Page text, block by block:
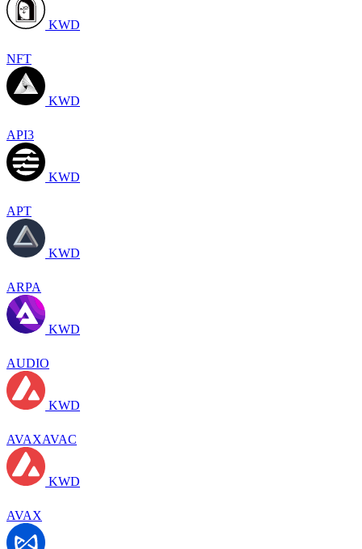
KWD
NFT
KWD
API3
KWD
APT
KWD
ARPA
KWD
AUDIO
KWD
AVAXAVAC
KWD
AVAX